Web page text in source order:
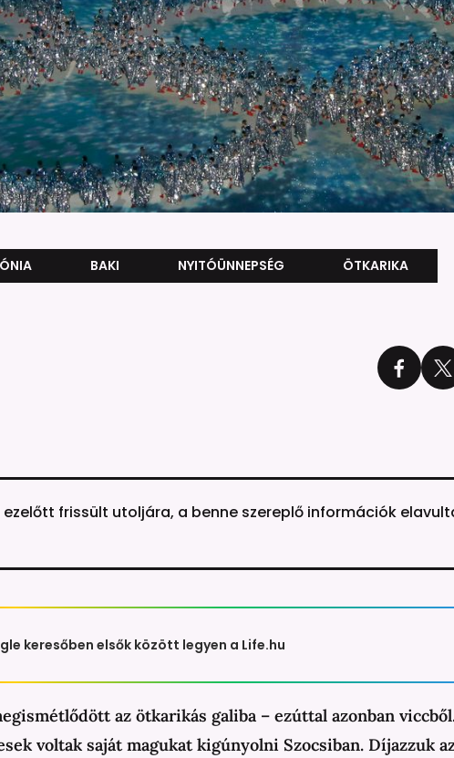
BAKI NYITÓÜNNEPSÉG
ÖTKARIKA
frissült utoljára, a benne szereplő információk
keresőben elsők között legyen a Life.hu
az ötkarikás galiba – ezúttal azonban
voltak saját magukat kigúnyolni Szocsiban. Díjazzuk